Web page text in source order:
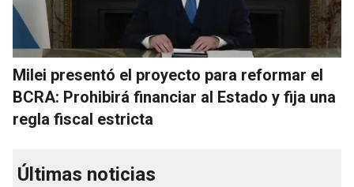
Milei presentó el proyecto para reformar el
BCRA: Prohibirá financiar al Estado y fija una
regla fiscal estricta
Últimas noticias